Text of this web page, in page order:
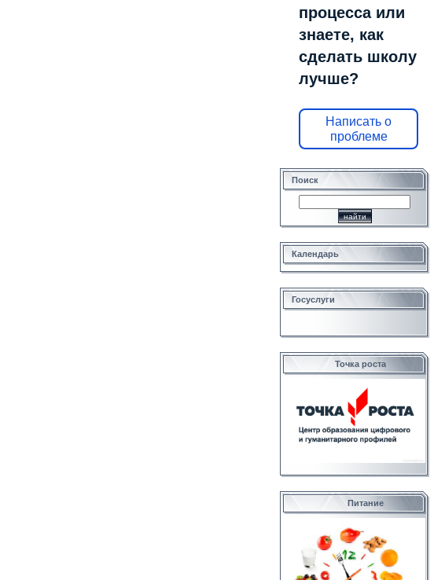
процесса или
знаете, как
сделать школу
лучше?
Написать о
проблеме
Поиск
Календарь
Госуслуги
Точка роста
Питание